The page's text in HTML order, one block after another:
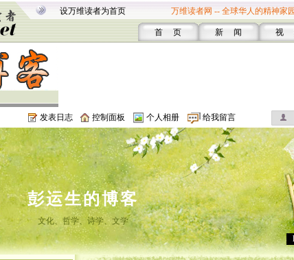
设万维读者为首页 万维读者网 -- 全球华人的精神家园
首 页 新 闻 视
发表日志 控制面板 个人相册 给我留言
彭运生的博客
文化、哲学、诗学、文学